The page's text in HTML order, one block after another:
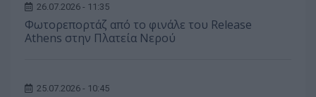
26.07.2026 - 11:35
Φωτορεπορτάζ από το φινάλε του Release
Athens στην Πλατεία Νερού
25.07.2026 - 10:45